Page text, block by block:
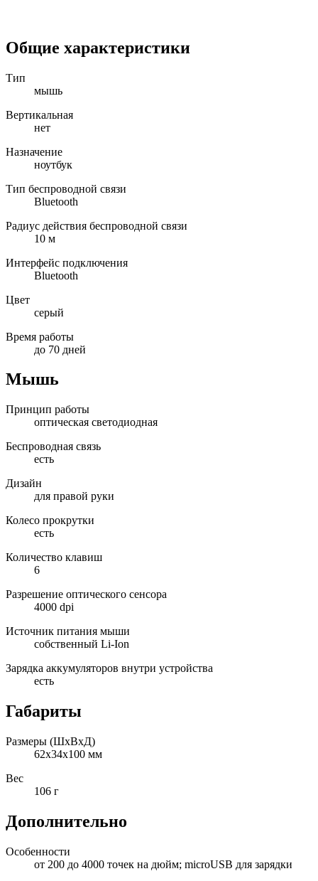
Общие характеристики
Тип
мышь
Вертикальная
нет
Назначение
ноутбук
Тип беспроводной связи
Bluetooth
Радиус действия беспроводной связи
10 м
Интерфейс подключения
Bluetooth
Цвет
серый
Время работы
до 70 дней
Мышь
Принцип работы
оптическая светодиодная
Беспроводная связь
есть
Дизайн
для правой руки
Колесо прокрутки
есть
Количество клавиш
6
Разрешение оптического сенсора
4000 dpi
Источник питания мыши
собственный Li-Ion
Зарядка аккумуляторов внутри устройства
есть
Габариты
Размеры (ШxВxД)
62x34x100 мм
Вес
106 г
Дополнительно
Особенности
от 200 до 4000 точек на дюйм; microUSB для зарядки